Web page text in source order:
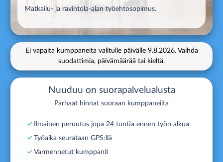
Matkailu- ja ravintola-alan työehtosopimus.
Ei vapaita kumppaneita valitulle päivälle9.8.2026. Vaihda
suodattimia, päivämäärää tai kieltä.
Nuuduu on suorapalvelualusta
Parhaat hinnat suoraan kumppaneilta
✓
Ilmainen peruutus jopa 24 tuntia ennen työn alkua
✓ Työaika seurataan GPS:llä
✓ Varmennetut kumppanit